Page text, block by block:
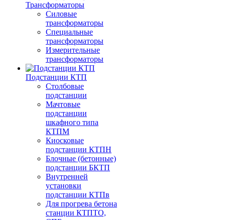
Трансформаторы
Силовые
трансформаторы
Специальные
трансформаторы
Измерительные
трансформаторы
Подстанции КТП
Столбовые
подстанции
Мачтовые
подстанции
шкафного типа
КТПМ
Киосковые
подстанции КТПН
Блочные (бетонные)
подстанции БКТП
Внутренней
установки
подстанции КТПв
Для прогрева бетона
станции КТПТО,